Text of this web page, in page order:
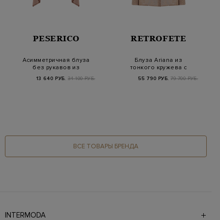
PESERICO
Асимметричная блуза
без рукавов из
13 640 РУБ. 34 100 РУБ.
RETROFETE
Блуза Ariana из
тонкого кружева с
пайетками
55 790 РУБ. 79 700 РУБ.
ВСЕ ТОВАРЫ БРЕНДА
INTERMODA